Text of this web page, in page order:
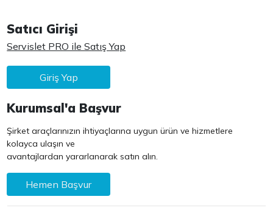
Satıcı Girişi
Servislet PRO ile Satış Yap
Giriş Yap
Kurumsal'a Başvur
Şirket araçlarınızın ihtiyaçlarına uygun ürün ve hizmetlere
kolayca ulaşın ve
avantajlardan yararlanarak satın alın.
Hemen Başvur